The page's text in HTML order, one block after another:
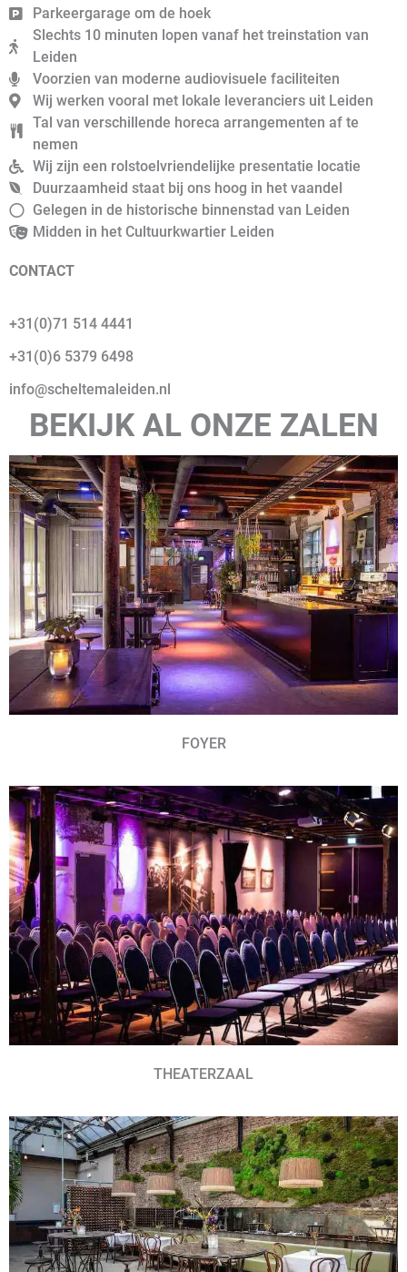
Parkeergarage om de hoek
Slechts 10 minuten lopen vanaf het treinstation van
Leiden
Voorzien van moderne audiovisuele faciliteiten
Wij werken vooral met lokale leveranciers uit Leiden
Tal van verschillende horeca arrangementen af te
nemen
Wij zijn een rolstoelvriendelijke presentatie locatie
Duurzaamheid staat bij ons hoog in het vaandel
Gelegen in de historische binnenstad van Leiden
Midden in het Cultuurkwartier Leiden
CONTACT
+31(0)71 514 4441
+31(0)6 5379 6498
info@scheltemaleiden.nl
BEKIJK AL ONZE ZALEN
FOYER
THEATERZAAL